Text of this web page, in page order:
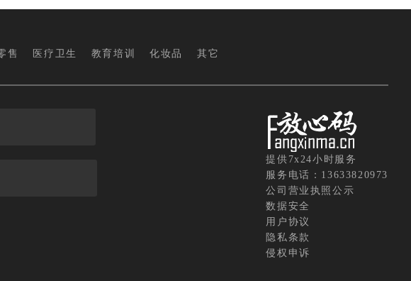
售 医疗卫生 教育培训 化妆品 其它
提供7x24小时服务
服务电话：13633820973
公司营业执照公示
数据安全
用户协议
隐私条款
侵权申诉